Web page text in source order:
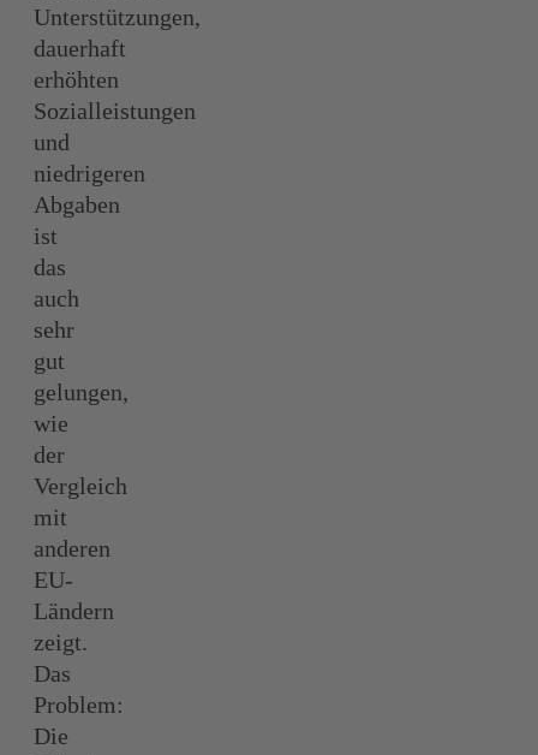
Unterstützungen,
dauerhaft
erhöhten
Sozialleistungen
und
niedrigeren
Abgaben
ist
das
auch
sehr
gut
gelungen,
wie
der
Vergleich
mit
anderen
EU-
Ländern
zeigt.
Das
Problem:
Die